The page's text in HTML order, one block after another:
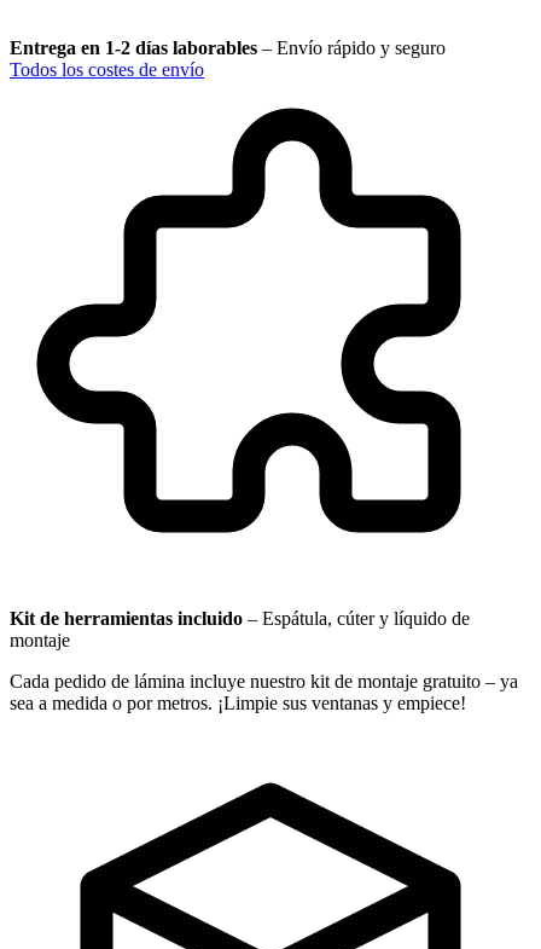
Entrega en 1-2 días laborables – Envío rápido y seguro
Todos los costes de envío
Kit de herramientas incluido – Espátula, cúter y líquido de
montaje
Cada pedido de lámina incluye nuestro kit de montaje gratuito – ya
sea a medida o por metros. ¡Limpie sus ventanas y empiece!